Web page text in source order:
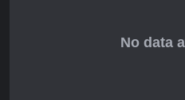
de 2025, entrega uma